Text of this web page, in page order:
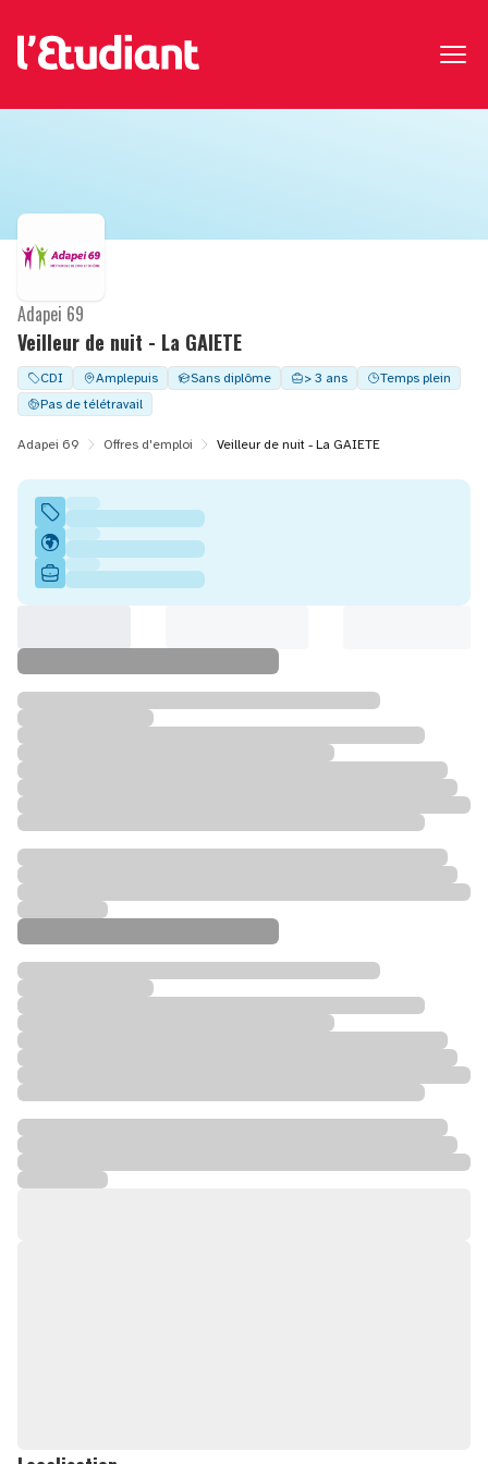
Veilleur de nuit - La GAIETE
Adapei 69
CDI Amplepuis Sans diplôme > 3 ans
Temps plein
Pas de télétravail
Adapei 69 Offres d'emploi Veilleur de nuit - La GAIETE